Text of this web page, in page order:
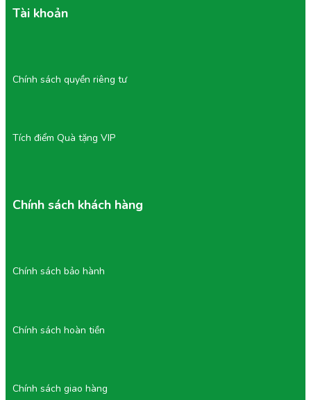
Chính sách khách hàng
Chính sách bảo hành
Chính sách hoàn tiền
Chính sách giao hàng
Tích điểm Quà tặng VIP
Chính sách quyền riêng tư
Tài khoản